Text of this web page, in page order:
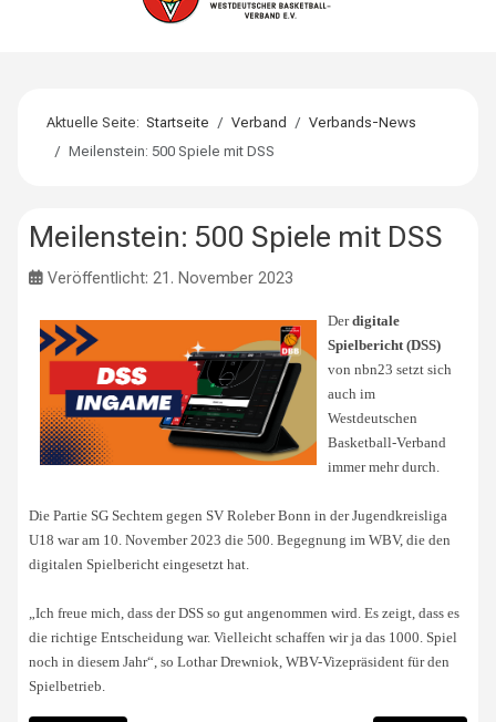
Aktuelle Seite:Startseite Verband
Verbands-News
Meilenstein: 500 Spiele mit DSS
Meilenstein: 500 Spiele mit DSS
Veröffentlicht: 21. November 2023
Derdigitale
Spielbericht (DSS)
von nbn23 setzt sich
auch im
Westdeutschen
Basketball-Verband
immer mehr durch.
Die Partie SG Sechtem gegen SV Roleber Bonn in der Jugendkreisliga
U18 war am 10. November 2023 die 500. Begegnung im WBV, die den
digitalen Spielbericht eingesetzt hat.
„Ich freue mich, dass der DSS so gut angenommen wird. Es zeigt, dass es
die richtige Entscheidung war. Vielleicht schaffen wir ja das 1000. Spiel
noch in diesem Jahr“, so Lothar Drewniok, WBV-Vizepräsident für den
Spielbetrieb.